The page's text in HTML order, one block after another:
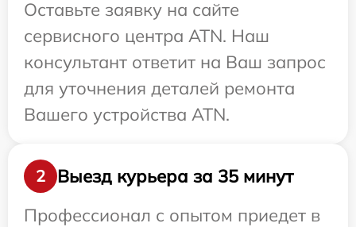
Оставьте заявку на сайте
сервисного центра ATN. Наш
консультант ответит на Ваш запрос
для уточнения деталей ремонта
Вашего устройства ATN.
2
Выезд курьера за 35 минут
Профессионал с опытом приедет в